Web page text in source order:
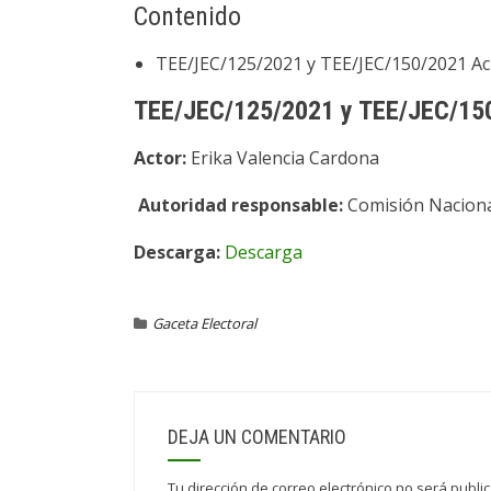
Contenido
TEE/JEC/125/2021 y TEE/JEC/150/2021
TEE/JEC/125/2021 y TEE/JEC/
Actor: Erika Valencia Cardona
Autoridad responsable:Comisión
Descarga: Descarga
Gaceta Electoral
DEJA UN COMENTARIO